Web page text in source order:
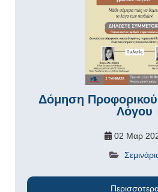
Δόμηση Προφορικού
Λόγου
02 Μαρ